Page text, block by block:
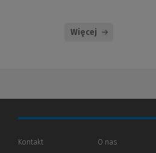
Więcej
Kontakt
O nas